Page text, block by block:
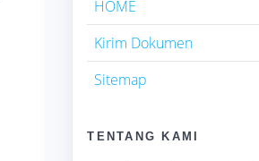
HOME
Kirim Dokumen
Sitemap
TENTANG KAMI